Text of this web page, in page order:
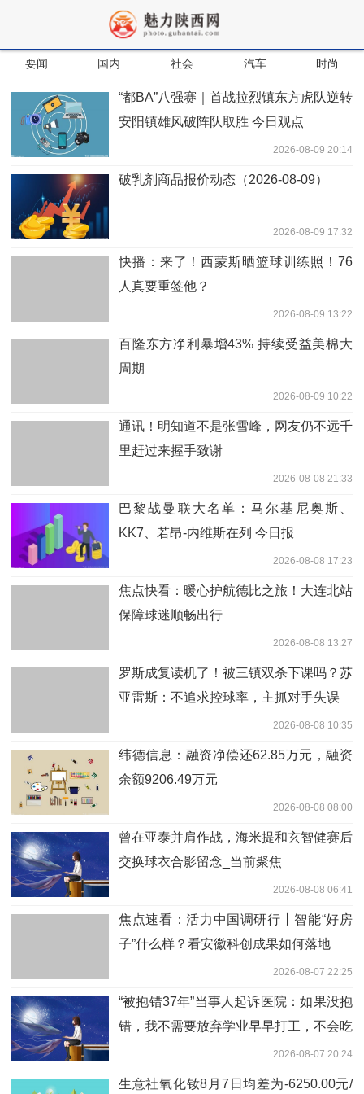
要闻 国内 社会 汽车 时尚
“都BA”八强赛｜首战拉烈镇东方虎队逆转
安阳镇雄风破阵队取胜 今日观点
2026-08-09 20:14
破乳剂商品报价动态（2026-08-09）
2026-08-09 17:32
快播：来了！西蒙斯晒篮球训练照！76
人真要重签他？
2026-08-09 13:22
百隆东方净利暴增43% 持续受益美棉大
周期
2026-08-09 10:22
通讯！明知道不是张雪峰，网友仍不远千
里赶过来握手致谢
2026-08-08 21:33
巴黎战曼联大名单：马尔基尼奥斯、
KK7、若昂-内维斯在列 今日报
2026-08-08 17:23
焦点快看：暖心护航德比之旅！大连北站
保障球迷顺畅出行
2026-08-08 13:27
罗斯成复读机了！被三镇双杀下课吗？苏
亚雷斯：不追求控球率，主抓对手失误
2026-08-08 10:35
纬德信息：融资净偿还62.85万元，融资
余额9206.49万元
2026-08-08 08:00
曾在亚泰并肩作战，海米提和玄智健赛后
交换球衣合影留念_当前聚焦
2026-08-08 06:41
焦点速看：活力中国调研行丨智能“好房
子”什么样？看安徽科创成果如何落地
2026-08-07 22:25
“被抱错37年”当事人起诉医院：如果没抱
错，我不需要放弃学业早早打工，不会吃
2026-08-07 20:24
生意社氧化钕8月7日均差为-6250.00元/